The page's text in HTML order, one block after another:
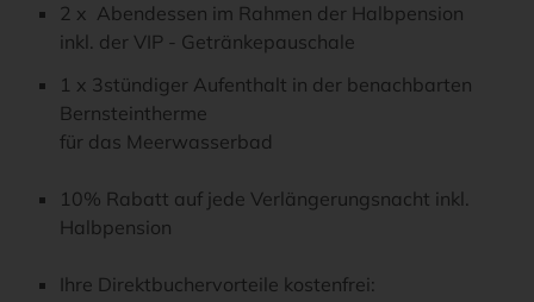
2 x Abendessen im Rahmen der Halbpension
inkl. der VIP - Getränkepauschale
1 x 3stündiger Aufenthalt in der benachbarten
Bernsteintherme
für das Meerwasserbad
10% Rabatt auf jede Verlängerungsnacht inkl.
Halbpension
Ihre Direktbuchervorteile kostenfrei: